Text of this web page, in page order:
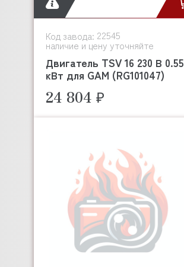
Код завода: 22545
наличие и цену уточняйте
Двигатель TSV 16 230 В 0.55
кВт для GAM (RG101047)
24 804 ₽